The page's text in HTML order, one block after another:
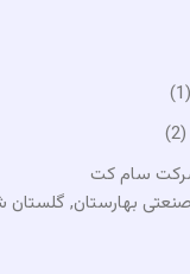
(1)
(2)
بهارستان, گلستان